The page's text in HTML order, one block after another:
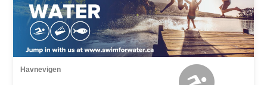
Havnevigen